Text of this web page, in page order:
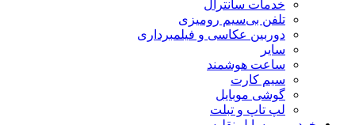
خدمات سانترال
تلفن بی‌سیم رومیزی
دوربین عکاسی و فیلمبرداری
سایر
ساعت هوشمند
سیم کارت
گوشی موبایل
لپ تاپ و تبلت